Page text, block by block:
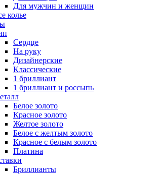
Для мужчин и женщин
колье
Сердце
На руку
Дизайнерские
Классические
1 бриллиант
1 бриллиант и россыпь
Белое золото
Красное золото
Желтое золото
Белое с желтым золото
Красное с белым золото
Платина
Бриллианты